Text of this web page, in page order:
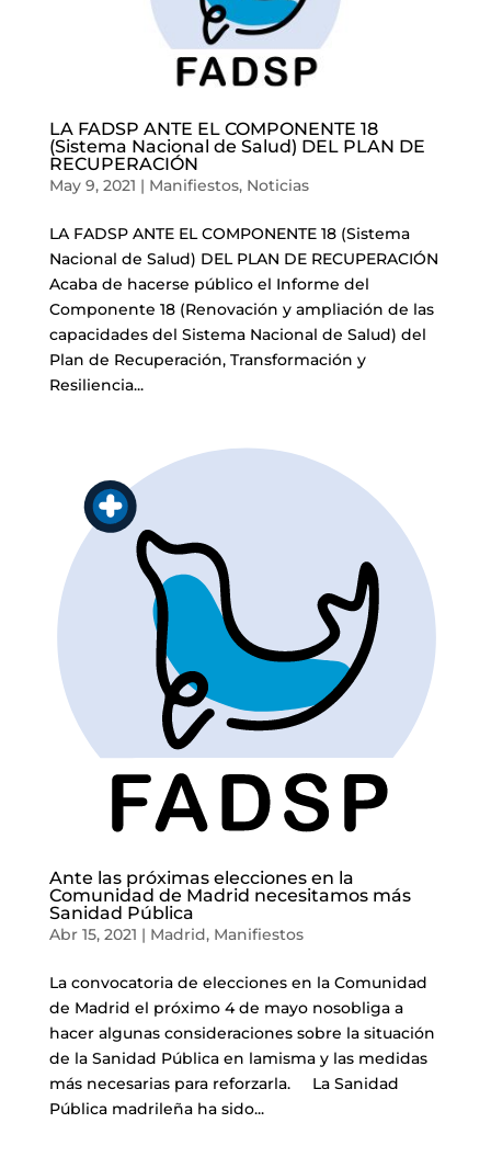
LA FADSP ANTE EL COMPONENTE 18
(Sistema Nacional de Salud) DEL PLAN DE
RECUPERACIÓN
May 9, 2021 | Manifiestos, Noticias
LA FADSP ANTE EL COMPONENTE 18 (Sistema
Nacional de Salud) DEL PLAN DE RECUPERACIÓN
Acaba de hacerse público el Informe del
Componente 18 (Renovación y ampliación de las
capacidades del Sistema Nacional de Salud) del
Plan de Recuperación, Transformación y
Resiliencia...
Ante las próximas elecciones en la
Comunidad de Madrid necesitamos más
Sanidad Pública
Abr 15, 2021 | Madrid, Manifiestos
La convocatoria de elecciones en la Comunidad
de Madrid el próximo 4 de mayo nosobliga a
hacer algunas consideraciones sobre la situación
de la Sanidad Pública en lamisma y las medidas
más necesarias para reforzarla. La Sanidad
Pública madrileña ha sido...